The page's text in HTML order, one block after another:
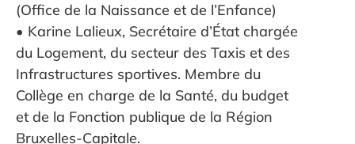
(Office de la Naissance et de l’Enfance)
• Karine Lalieux, Secrétaire d’État chargée
du Logement, du secteur des Taxis et des
Infrastructures sportives. Membre du
Collège en charge de la Santé, du budget
et de la Fonction publique de la Région
Bruxelles-Capitale.